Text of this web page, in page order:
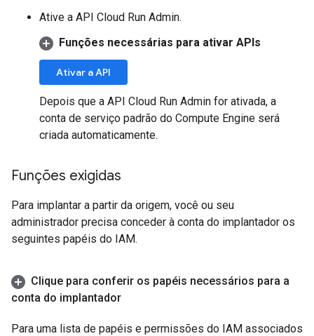
Ative a API Cloud Run Admin.
Funções necessárias para ativar APIs
Ativar a API
Depois que a API Cloud Run Admin for ativada, a
conta de serviço padrão do Compute Engine será
criada automaticamente.
Funções exigidas
Para implantar a partir da origem, você ou seu
administrador precisa conceder à conta do implantador os
seguintes papéis do IAM.
Clique para conferir os papéis necessários para a
conta do implantador
Para uma lista de papéis e permissões do IAM associados